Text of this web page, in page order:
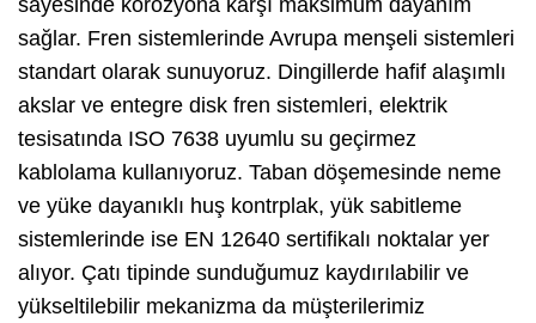
sayesinde korozyona karşı maksimum dayanım
sağlar. Fren sistemlerinde Avrupa menşeli sistemleri
standart olarak sunuyoruz. Dingillerde hafif alaşımlı
akslar ve entegre disk fren sistemleri, elektrik
tesisatında ISO 7638 uyumlu su geçirmez
kablolama kullanıyoruz. Taban döşemesinde neme
ve yüke dayanıklı huş kontrplak, yük sabitleme
sistemlerinde ise EN 12640 sertifikalı noktalar yer
alıyor. Çatı tipinde sunduğumuz kaydırılabilir ve
yükseltilebilir mekanizma da müşterilerimiz